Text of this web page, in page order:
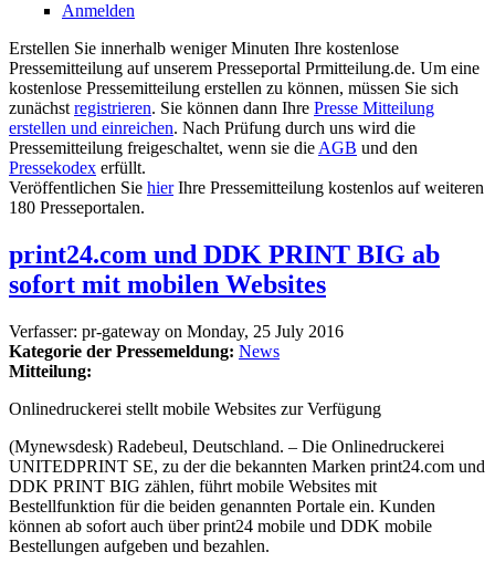
Anmelden
Erstellen Sie innerhalb weniger Minuten Ihre kostenlose
Pressemitteilung auf unserem Presseportal Prmitteilung.de. Um eine
kostenlose Pressemitteilung erstellen zu können, müssen Sie sich
zunächst registrieren. Sie können dann Ihre Presse Mitteilung
erstellen und einreichen. Nach Prüfung durch uns wird die
Pressemitteilung freigeschaltet, wenn sie die AGB und den
Pressekodex erfüllt.
Veröffentlichen Sie hierIhre Pressemitteilung kostenlos auf weiteren
180 Presseportalen.
print24.com und DDK PRINT BIG ab
sofort mit mobilen Websites
Verfasser: pr-gateway on Monday, 25 July 2016
Kategorie der Pressemeldung: News
Mitteilung:
Onlinedruckerei stellt mobile Websites zur Verfügung
(Mynewsdesk) Radebeul, Deutschland. – Die Onlinedruckerei
UNITEDPRINT SE, zu der die bekannten Marken print24.com und
DDK PRINT BIG zählen, führt mobile Websites mit
Bestellfunktion für die beiden genannten Portale ein. Kunden
können ab sofort auch über print24 mobile und DDK mobile
Bestellungen aufgeben und bezahlen.